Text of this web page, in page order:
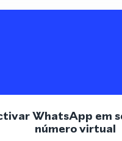
WhatsApp em
número virtual